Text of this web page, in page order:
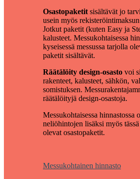
Osastopaketitsisältävät jo
usein myös
Jotkut paketit (kuten Easy ja
kalusteet. Messukohtaisessa
kyseisessä messussa tarjolla
paketit sisältävät.
Räätälöity design-osasto voi
rakenteet, kalusteet, sähkön,
somistuksen.
räätälöityjä design-osastoja.
Messukohtaisessa hinnastossa
neliöhintojen lisäksi myös
olevat osastopaketit.
Messukohtainen hinnasto